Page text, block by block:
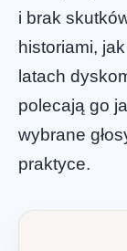
i brak
historiami,
latach
polecają go
wybrane
praktyce.